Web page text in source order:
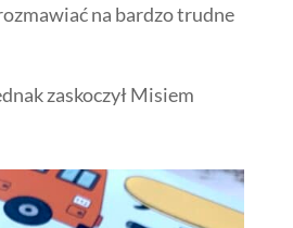
na bardzo trudne
zaskoczył Misiem